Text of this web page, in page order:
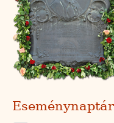
Eseménynaptár